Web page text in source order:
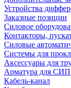
Устройства
Заказные позиции
Силовое
Контакторы,
Силовые
Системы для
Аксессуары для
Арматура для СИП
Кабель-канал